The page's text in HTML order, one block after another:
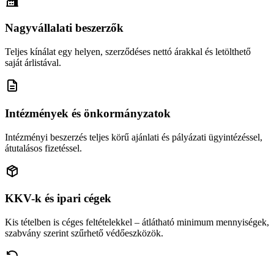
Nagyvállalati beszerzők
Teljes kínálat egy helyen, szerződéses nettó árakkal és letölthető
saját árlistával.
Intézmények és önkormányzatok
Intézményi beszerzés teljes körű ajánlati és pályázati ügyintézéssel,
átutalásos fizetéssel.
KKV-k és ipari cégek
Kis tételben is céges feltételekkel – átlátható minimum mennyiségek,
szabvány szerint szűrhető védőeszközök.